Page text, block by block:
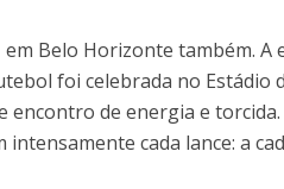
Belo Horizonte também. A
foi celebrada no Estádio
de energia e torcida.
cada lance: a